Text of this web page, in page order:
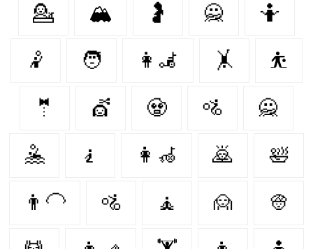
💁 🏔 🤰 🙅 🤷‍
🤾‍ 🧑‍ 👩‍🦼 🤸‍ ⛹️
🤵 💇 🧟‍ 🚵 🙅‍
🤽‍ 🧎 👩‍🦽 🙇‍ 🛀
👨‍🦲 🚵‍ 🧘 🙍‍ 👳‍